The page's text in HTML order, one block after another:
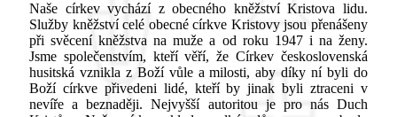
Naše církev vychází z obecného kněžství Kristova lidu.
Služby kněžství celé obecné církve Kristovy jsou přenášeny
při svěcení kněžstva na muže a od roku 1947 i na ženy.
Jsme společenstvím, kteří věří, že Církev československá
husitská vznikla z Boží vůle a milosti, aby díky ní byli do
Boží církve přivedeni lidé, kteří by jinak byli ztraceni v
nevíře a beznaději. Nejvyšší autoritou je pro nás Duch